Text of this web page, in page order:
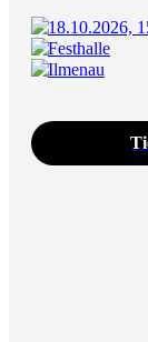
18.10.2026,
Festhalle
Ilmenau